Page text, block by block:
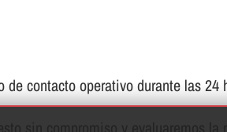
contacto operativo durante las